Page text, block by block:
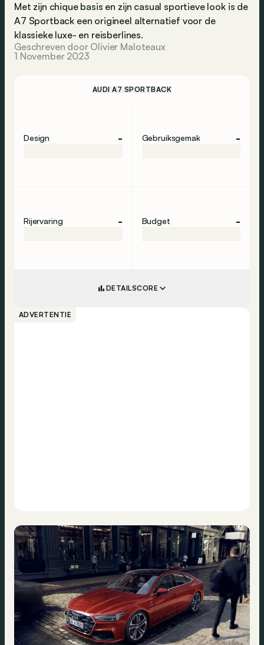
Met zijn chique basis en zijn casual sportieve look is de
A7 Sportback een origineel alternatief voor de
klassieke luxe- en reisberlines.
Geschreven door Olivier Maloteaux
1 November 2023
AUDI A7 SPORTBACK
Design - Gebruiksgemak -
Rijervaring - Budget -
DETAILSCORE
ADVERTENTIE